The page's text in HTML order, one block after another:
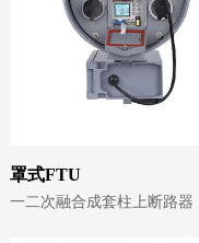
罩式FTU
一二次融合成套柱上断路器